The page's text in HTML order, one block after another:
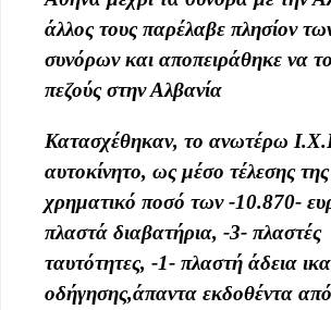
άλλοςτουςπαρέλαβε πλησίον
συνόρωνκαι αποπειράθηκε να
πεζούς στην Αλβανία
Κατασχέθηκαν, το ανωτέρω
αυτοκίνητο, ως μέσο τέλεσης
χρηματικό ποσό των -10.870-
πλαστά διαβατήρια, -3- πλαστές
ταυτότητες, -1- πλαστή άδεια
οδήγησης,άπαντα εκδοθέντα από